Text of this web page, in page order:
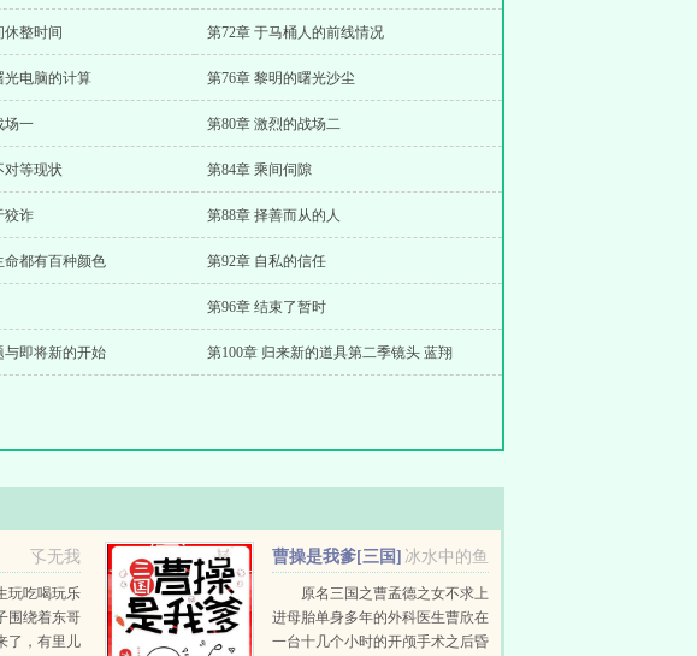
休整时间 第72章 于马桶人的前线情况
光电脑的计算 第76章 黎明的曙光沙尘
场一 第80章 激烈的战场二
对等现状 第84章 乘间伺隙
狡诈 第88章 择善而从的人
命都有百种颜色 第92章 自私的信任
第96章 结束了暂时
与即将新的开始 第100章 归来新的道具第二季镜头 蓝翔
孓无我
玩吃喝玩乐
围绕着东哥
了，有里儿
冰水中的鱼
曹操是我爹[三国]
原名三国之曹孟德之女不求上
进母胎单身多年的外科医生曹欣在
一台十几个小时的开颅手术之后昏